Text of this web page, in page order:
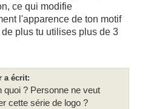
ce qui modifie
l'apparence de ton motif
plus tu utilises plus de 3
a écrit:
quoi ? Personne ne veut
cette série de logo ?